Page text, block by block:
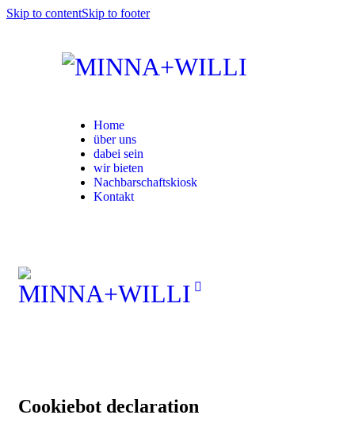
Skip to contentSkip to footer
Home
über uns
dabei sein
wir bieten
Nachbarschaftskiosk
Kontakt
Cookiebot declaration